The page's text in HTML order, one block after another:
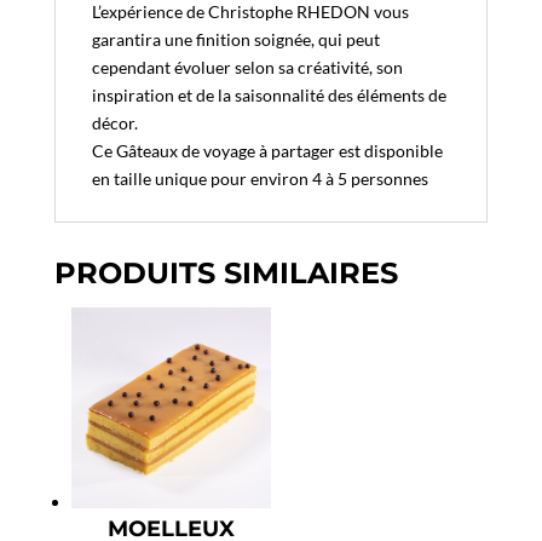
L’expérience de Christophe RHEDON vous
garantira une finition soignée, qui peut
cependant évoluer selon sa créativité, son
inspiration et de la saisonnalité des éléments de
décor.
Ce Gâteaux de voyage à partager est disponible
en taille unique pour environ 4 à 5 personnes
PRODUITS SIMILAIRES
MOELLEUX